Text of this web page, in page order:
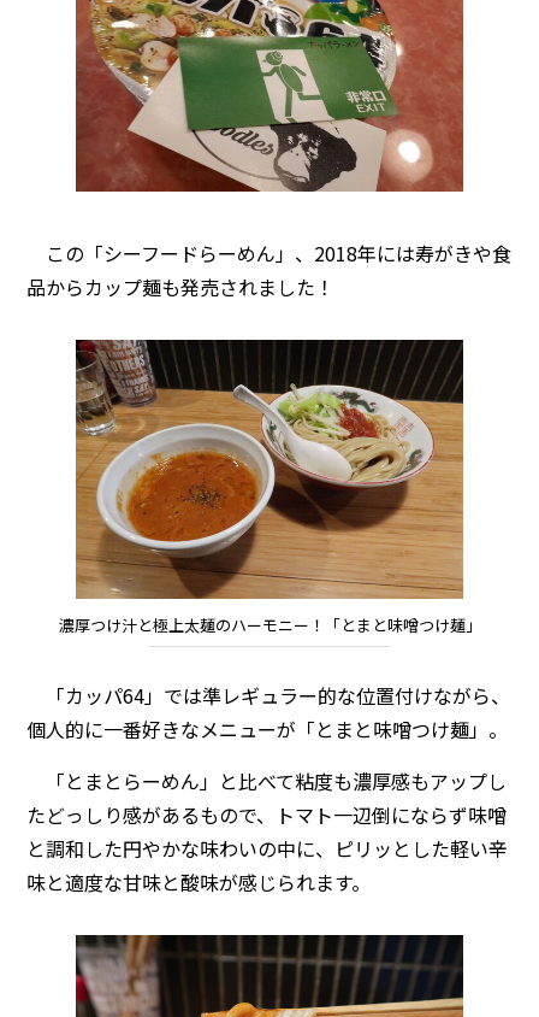
この「シーフードらーめん」、2018年には寿がきや食
品からカップ麺も発売されました！
濃厚つけ汁と極上太麺のハーモニー！「とまと味噌つけ麺」
「カッパ64」では準レギュラー的な位置付けながら、
個人的に一番好きなメニューが「とまと味噌つけ麺」。
「とまとらーめん」と比べて粘度も濃厚感もアップし
たどっしり感があるもので、トマト一辺倒にならず味噌
と調和した円やかな味わいの中に、ピリッとした軽い辛
味と適度な甘味と酸味が感じられます。